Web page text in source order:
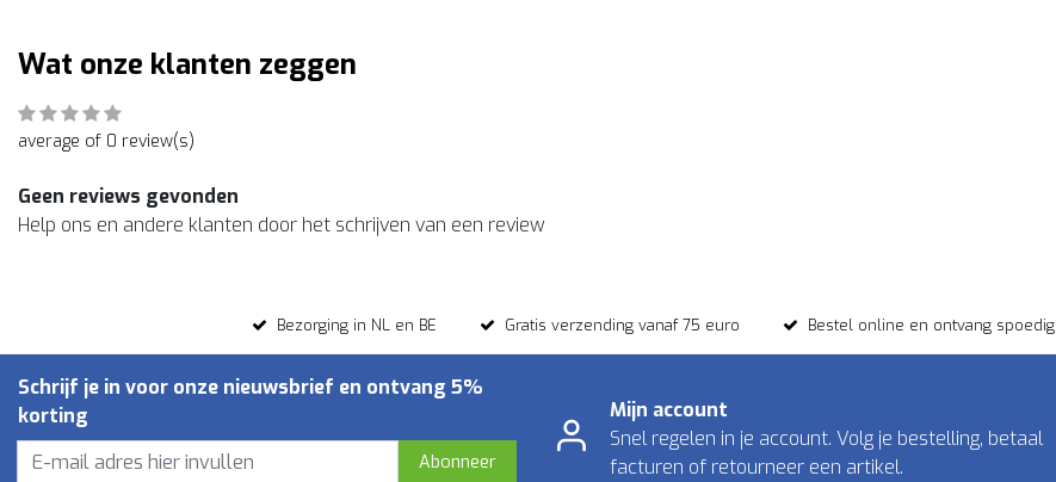
Wat onze klanten zeggen
average of 0 review(s)
Geen reviews gevonden
Help ons en andere klanten door het schrijven van een review
Bezorging in NL en BE Gratis verzending vanaf 75 euro Bestel online en ontvang spoedig
Schrijf je in voor onze nieuwsbrief en ontvang 5%
korting
Abonneer
Mijn account
Snel regelen in je account. Volg je bestelling, betaal
facturen of retourneer een artikel.